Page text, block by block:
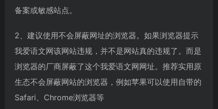
备案或敏感站点。
2、建议使用不会屏蔽网址的浏览器。如果浏览器提示
我爱语文网该网站违规，并不是网站真的违规了。而是
浏览器的厂商屏蔽了这个我爱语文网网址。推荐实用原
生态不会屏蔽网站的浏览器，例如苹果可以使用自带的
Safari、Chrome浏览器等